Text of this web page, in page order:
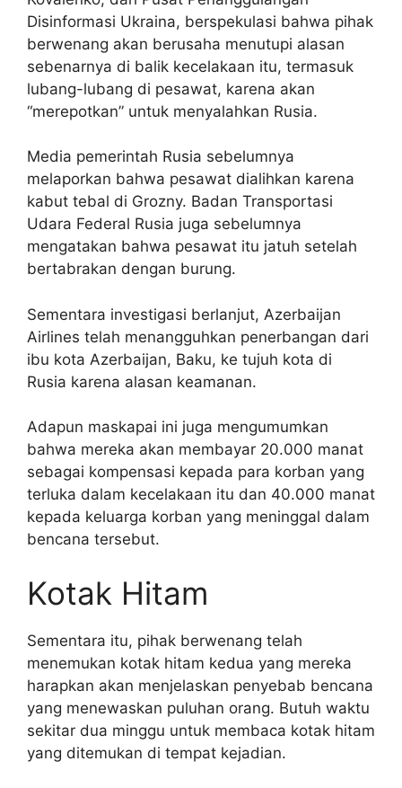
Disinformasi Ukraina, berspekulasi bahwa pihak
berwenang akan berusaha menutupi alasan
sebenarnya di balik kecelakaan itu, termasuk
lubang-lubang di pesawat, karena akan
“merepotkan” untuk menyalahkan Rusia.
Media pemerintah Rusia sebelumnya
melaporkan bahwa pesawat dialihkan karena
kabut tebal di Grozny. Badan Transportasi
Udara Federal Rusia juga sebelumnya
mengatakan bahwa pesawat itu jatuh setelah
bertabrakan dengan burung.
Sementara investigasi berlanjut, Azerbaijan
Airlines telah menangguhkan penerbangan dari
ibu kota Azerbaijan, Baku, ke tujuh kota di
Rusia karena alasan keamanan.
Adapun maskapai ini juga mengumumkan
bahwa mereka akan membayar 20.000 manat
sebagai kompensasi kepada para korban yang
terluka dalam kecelakaan itu dan 40.000 manat
kepada keluarga korban yang meninggal dalam
bencana tersebut.
Kotak Hitam
Sementara itu, pihak berwenang telah
menemukan kotak hitam kedua yang mereka
harapkan akan menjelaskan penyebab bencana
yang menewaskan puluhan orang. Butuh waktu
sekitar dua minggu untuk membaca kotak hitam
yang ditemukan di tempat kejadian.